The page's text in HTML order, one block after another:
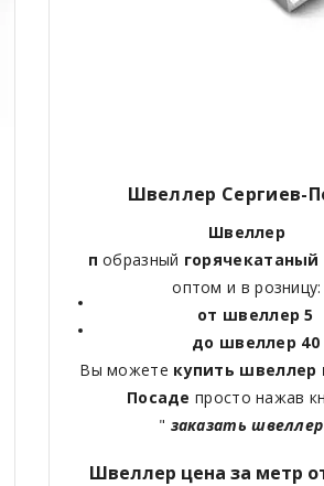
Швеллер Сергиев-
Швеллер
побразный горячекатаный
оптом и в розницу:
от швеллер 5
до швеллер 40
Вы можете купить швеллер
Посадепросто нажав
" заказать швеллер
Швеллер цена за метр